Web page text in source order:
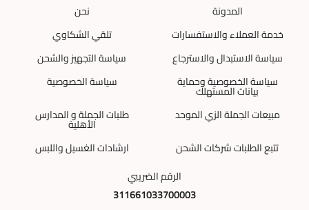
المدونة
نحن
خدمة العملاء والاستفسارات
تلقي الشكاوي
سياسة الاستبدال والاسترجاع
سياسة التجهيز والشحن
سياسة الخصوصية وحماية
بيانات المستهلك
سياسة الخصوصية
مبيعات الجملة الزي الموحد
طلبات الجملة و المدارس
الأهلية
تتبع الطلبات شركات الشحن
ارشادات الغسيل واللبس
الرقم الضريبي
311661033700003